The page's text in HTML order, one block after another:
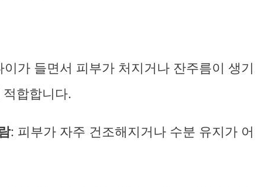
이가 들면서 피부가 처지거나 잔주름이 생기
합합니다.
: 피부가 자주 건조해지거나 수분 유지가 어